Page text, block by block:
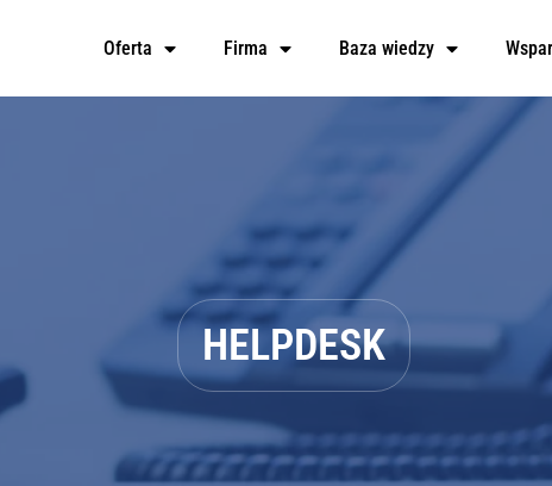
Oferta Firma Baza wiedzy
HELPDESK